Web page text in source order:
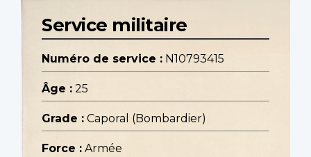
Service militaire
Numéro de service : N10793415
Âge : 25
Grade : Caporal (Bombardier)
Force : Armée